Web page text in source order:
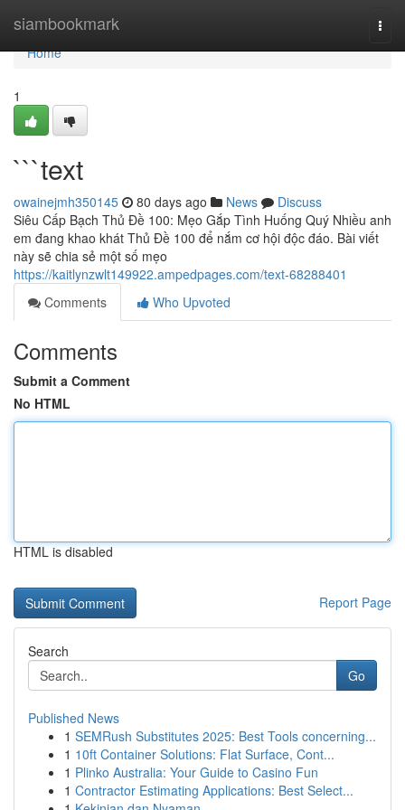
siambookmark
Home
Home
1
```text
owainejmh350145 80 days ago News
Discuss
Siêu Cấp Bạch Thủ Đề 100: Mẹo Gắp Tình Huống Quý Nhiều anh
em đang khao khát Thủ Đề 100 để nắm cơ hội độc đáo. Bài viết
này sẽ chia sẻ một số mẹo
https://kaitlynzwlt149922.ampedpages.com/text-68288401
Comments
Who Upvoted
Comments
Submit a Comment
No HTML
HTML is disabled
Report Page
Search
Go
Published News
1 SEMRush Substitutes 2025: Best Tools concerning...
1 10ft Container Solutions: Flat Surface, Cont...
1 Plinko Australia: Your Guide to Casino Fun
1 Contractor Estimating Applications: Best Select...